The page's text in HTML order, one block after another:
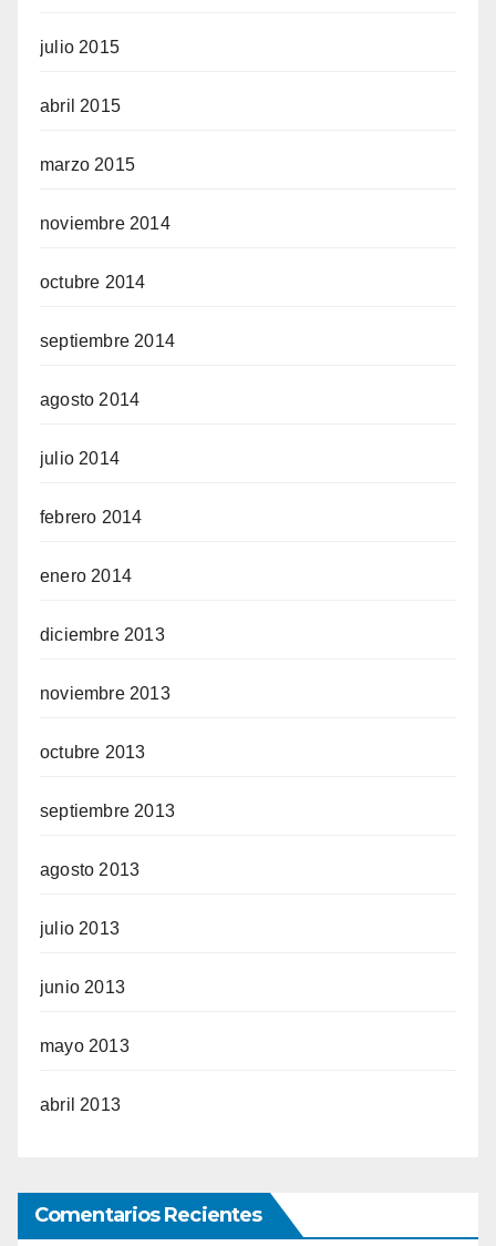
julio 2015
abril 2015
marzo 2015
noviembre 2014
octubre 2014
septiembre 2014
agosto 2014
julio 2014
febrero 2014
enero 2014
diciembre 2013
noviembre 2013
octubre 2013
septiembre 2013
agosto 2013
julio 2013
junio 2013
mayo 2013
abril 2013
Comentarios Recientes